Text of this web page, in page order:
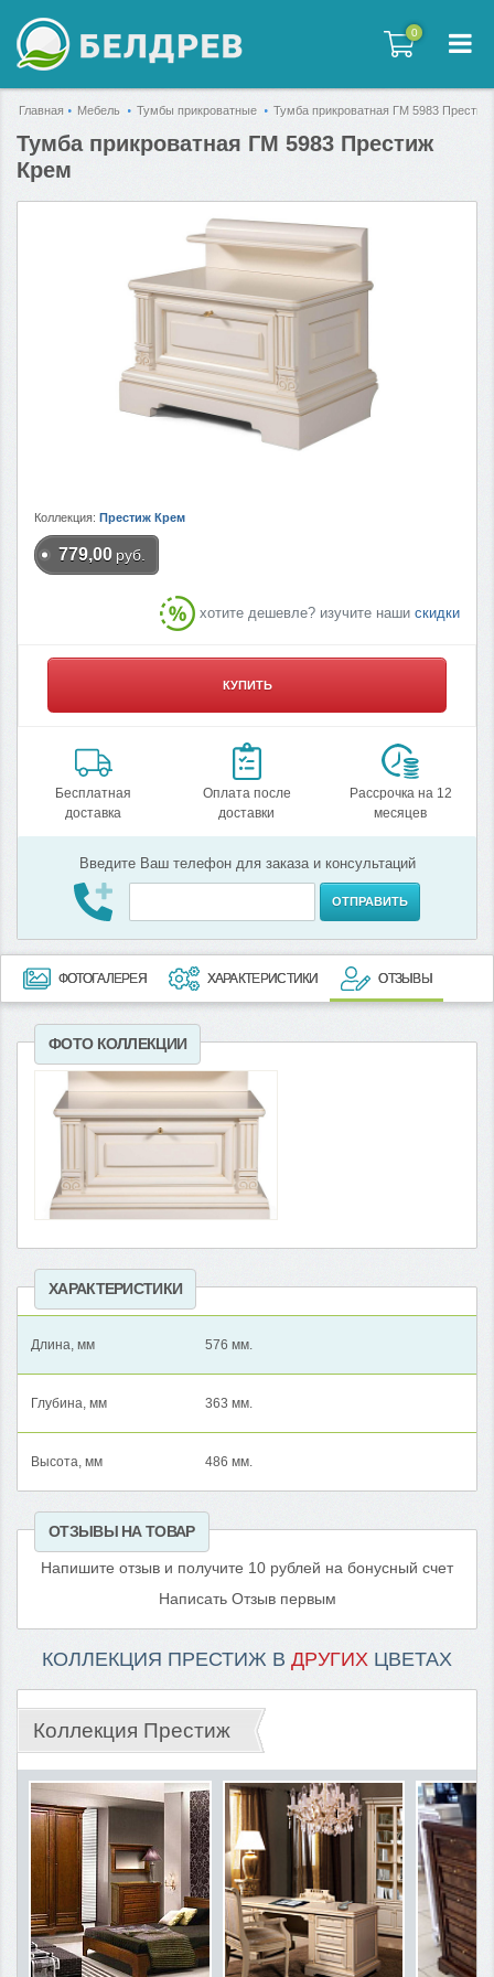
0
0
Главная Мебель Тумбы прикроватные Тумба прикроватная ГМ 5983
Тумба прикроватная ГМ 5983 Престиж
Крем
Коллекция: Престиж Крем
779,00 руб.
хотите дешевле? изучите наши скидки
КУПИТЬ
Бесплатная
доставка
Оплата после
доставки
Рассрочка на 12
месяцев
Введите Ваш телефон для заказа и консультаций
ОТПРАВИТЬ
ФОТОГАЛЕРЕЯ ХАРАКТЕРИСТИКИ ОТЗЫВЫ
ФОТО КОЛЛЕКЦИИ
ХАРАКТЕРИСТИКИ
Длина, мм 576 мм.
Глубина, мм 363 мм.
Высота, мм 486 мм.
ОТЗЫВЫ НА ТОВАР
Напишите отзыв и получите 10 рублей на бонусный счет
Написать Отзыв первым
КОЛЛЕКЦИЯ ПРЕСТИЖ В ДРУГИХ ЦВЕТАХ
Коллекция Престиж